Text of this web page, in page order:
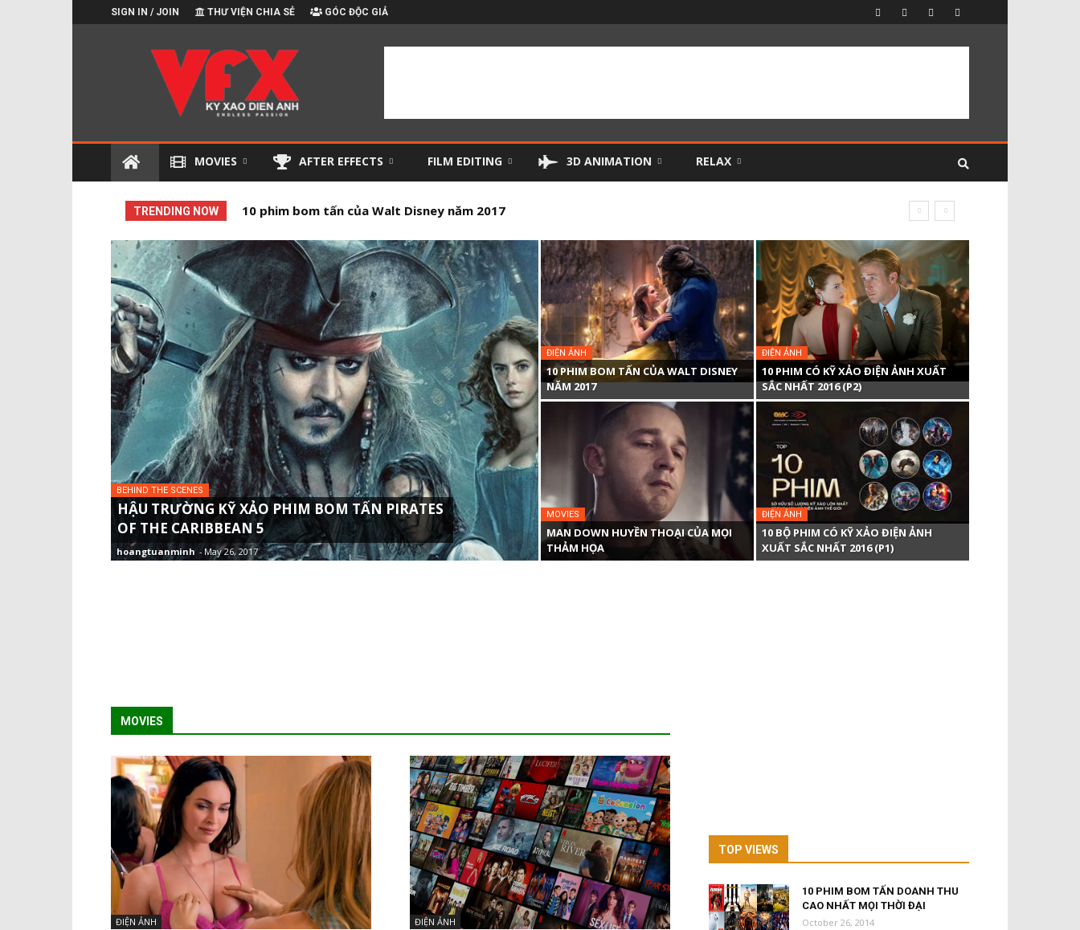
SIGN IN / JOIN THƯ VIỆN CHIA SẺ GÓC ĐỘC GIẢ
MOVIES AFTER EFFECTS FILM EDITING 3D ANIMATION RELAX
TRENDING NOW 10 phim bom tấn của Walt Disney năm 2017
10 Phim có kỹ xảo điện ảnh xuất sắc nhất 2016 (P2)
BEHIND THE SCENES
HẬU TRƯỜNG KỸ XẢO PHIM BOM TẤN PIRATES
OF THE CARIBBEAN 5
hoangtuanminh - May 26, 2017
ĐIỆN ẢNH
10 PHIM BOM TẤN CỦA WALT DISNEY
NĂM 2017
ĐIỆN ẢNH
10 PHIM CÓ KỸ XẢO ĐIỆN ẢNH XUẤT
SẮC NHẤT 2016 (P2)
MOVIES
MAN DOWN HUYỀN THOẠI CỦA MỌI
THẢM HỌA
ĐIỆN ẢNH
10 BỘ PHIM CÓ KỸ XẢO ĐIỆN ẢNH
XUẤT SẮC NHẤT 2016 (P1)
MOVIES
ĐIỆN ẢNH ĐIỆN ẢNH
TOP VIEWS
10 PHIM BOM TẤN DOANH THU
CAO NHẤT MỌI THỜI ĐẠI
October 26, 2014